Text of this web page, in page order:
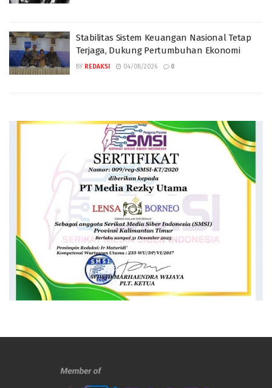
Stabilitas Sistem Keuangan Nasional Tetap
Terjaga, Dukung Pertumbuhan Ekonomi
BY REDAKSI 04/08/2026 0